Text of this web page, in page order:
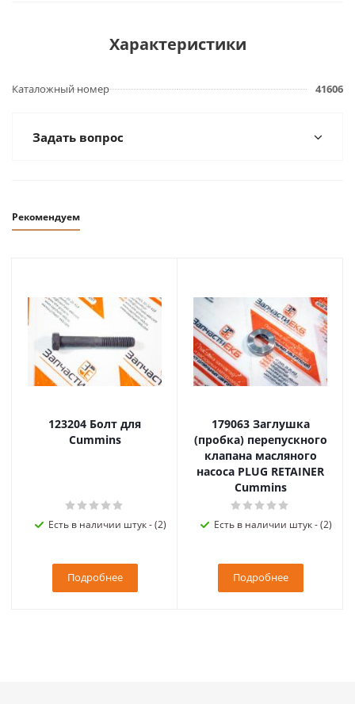
Характеристики
Каталожный номер 41606
Задать вопрос
Рекомендуем
123204 Болт для
Cummins
Есть в наличии штук - (2)
Подробнее
179063 Заглушка
(пробка) перепускного
клапана масляного
насоса PLUG RETAINER
Cummins
Есть в наличии штук - (2)
Подробнее